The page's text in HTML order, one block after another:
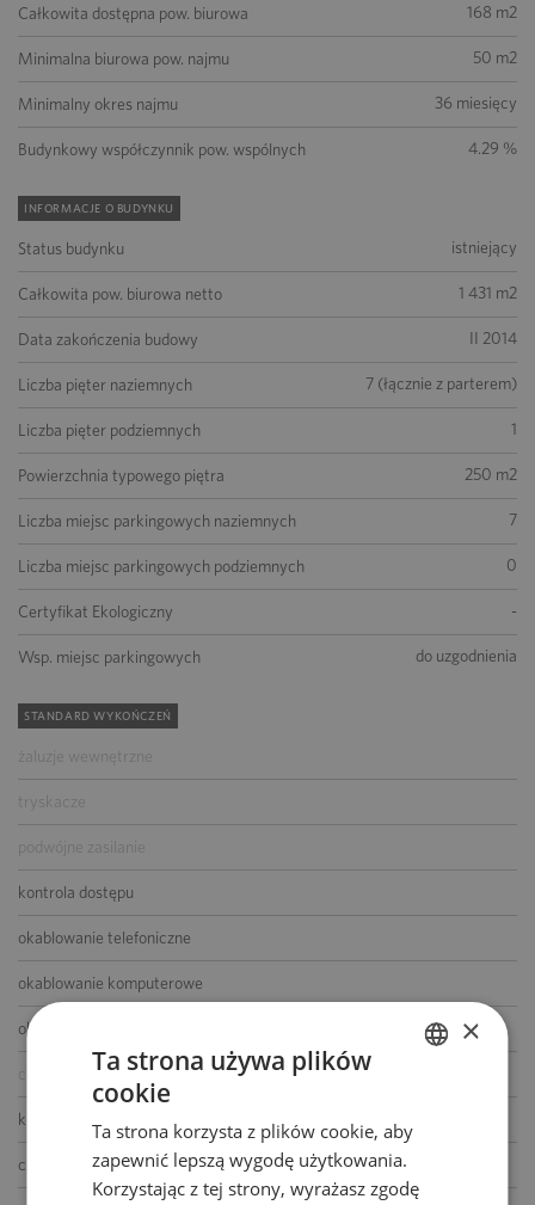
Całkowita dostępna pow. biurowa 168 m2
Minimalna biurowa pow. najmu 50 m2
Minimalny okres najmu 36 miesięcy
Budynkowy współczynnik pow. wspólnych 4.29 %
INFORMACJE O BUDYNKU
Status budynku istniejący
Całkowita pow. biurowa netto 1 431 m2
Data zakończenia budowy II 2014
Liczba pięter naziemnych 7 (łącznie z parterem)
Liczba pięter podziemnych 1
Powierzchnia typowego piętra 250 m2
Liczba miejsc parkingowych naziemnych 7
Liczba miejsc parkingowych podziemnych 0
Certyfikat Ekologiczny -
Wsp. miejsc parkingowych do uzgodnienia
STANDARD WYKOŃCZEŃ
żaluzje wewnętrzne
tryskacze
podwójne zasilanie
kontrola dostępu
okablowanie telefoniczne
okablowanie komputerowe
okablowanie elektryczne
centrala telefoniczna
klimatyzacja
czujniki dymu i ciepła
ENGLISH
×
Ta strona używa plików
cookie
Ta strona korzysta z plików cookie, aby
zapewnić lepszą wygodę użytkowania.
Korzystając z tej strony, wyrażasz zgodę